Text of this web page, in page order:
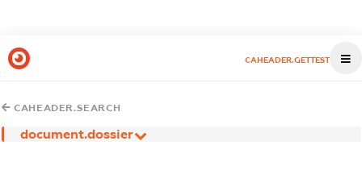
CAHEADER.GETTEST
CAHEADER.SEARCH
document.dossier